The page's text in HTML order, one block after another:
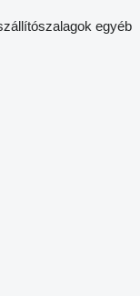
egyéb